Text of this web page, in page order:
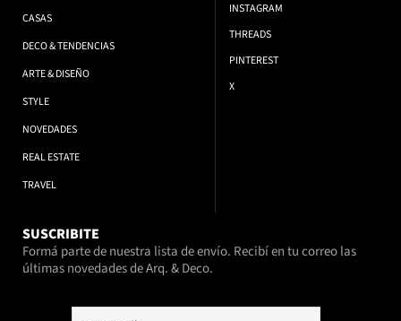
CASAS
DECO & TENDENCIAS
ARTE & DISEÑO
STYLE
NOVEDADES
REAL ESTATE
TRAVEL
INSTAGRAM
THREADS
PINTEREST
X
SUSCRIBITE
Formá parte de nuestra lista de envío. Recibí en tu correo las
últimas novedades de Arq. & Deco.